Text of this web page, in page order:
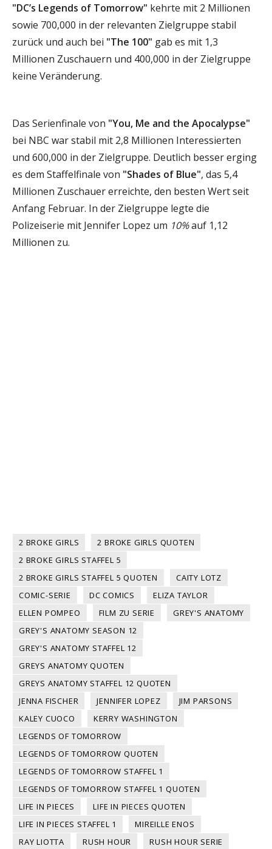
"DC’s Legends of Tomorrow" kehrte mit 2 Millionen
sowie 700,000 in der relevanten Zielgruppe stabil
zurück und auch bei "The 100" gab es mit 1,3
Millionen Zuschauern und 400,000 in der Zielgruppe
keine Veränderung.
Das Serienfinale von "You, Me and the Apocalypse"
bei NBC war stabil mit 2,8 Millionen Interessierten
und 600,000 in der Zielgruppe. Deutlich besser erging
es dem Staffelfinale von "Shades of Blue", das 5,4
Millionen Zuschauer erreichte, den besten Wert seit
Anfang Februar. In der Zielgruppe legte die
Polizeiserie mit Jennifer Lopez um 10%auf 1,12
Millionen zu.
2 BROKE GIRLS
2 BROKE GIRLS QUOTEN
2 BROKE GIRLS STAFFEL 5
2 BROKE GIRLS STAFFEL 5 QUOTEN
CAITY LOTZ
COMIC-SERIE
DC COMICS
ELIZA TAYLOR
ELLEN POMPEO
FILM ZU SERIE
GREY'S ANATOMY
GREY'S ANATOMY SEASON 12
GREY'S ANATOMY STAFFEL 12
GREYS ANATOMY QUOTEN
GREYS ANATOMY STAFFEL 12 QUOTEN
JENNA FISCHER
JENNIFER LOPEZ
JIM PARSONS
KALEY CUOCO
KERRY WASHINGTON
LEGENDS OF TOMORROW
LEGENDS OF TOMORROW QUOTEN
LEGENDS OF TOMORROW STAFFEL 1
LEGENDS OF TOMORROW STAFFEL 1 QUOTEN
LIFE IN PIECES
LIFE IN PIECES QUOTEN
LIFE IN PIECES STAFFEL 1
MIREILLE ENOS
RAY LIOTTA
RUSH HOUR RUSH HOUR SERIE